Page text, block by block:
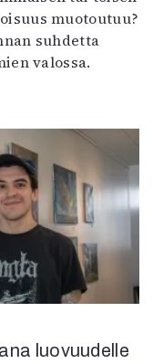
muotoutuu?
suhdetta
valossa.
luovuudelle